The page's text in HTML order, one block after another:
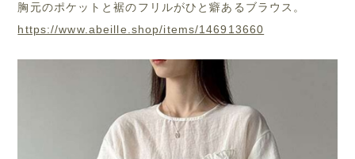
胸元のポケットと裾のフリルがひと癖あるブラウス。
https://www.abeille.shop/items/146913660